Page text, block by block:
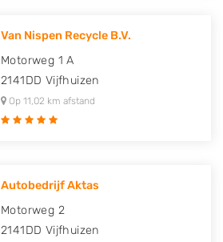
Van Nispen Recycle B.V.
Motorweg 1 A
2141DD Vijfhuizen
Op 11,02 km afstand
Autobedrijf Aktas
Motorweg 2
2141DD Vijfhuizen